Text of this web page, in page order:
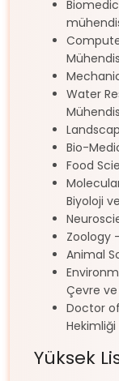
Water
Bio-
Food
Biyoloji
Zoology
Animal
Çevre
Doctor
Yüksek